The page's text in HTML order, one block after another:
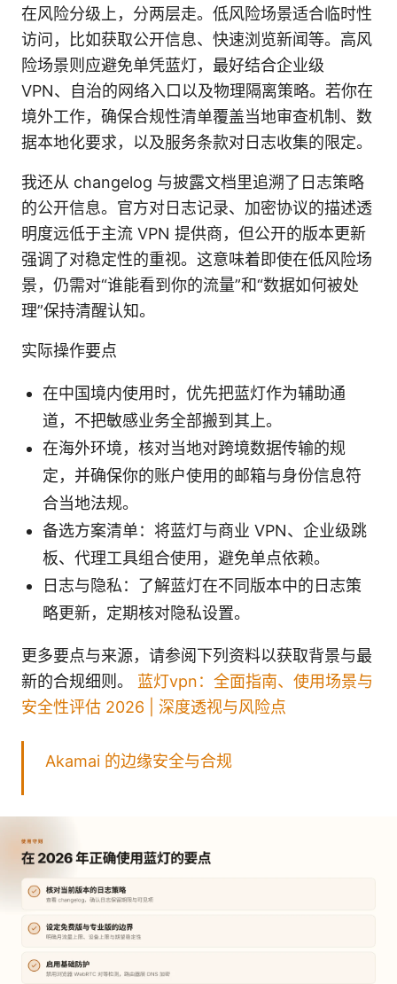
在风险分级上，分两层走。低风险场景适合临时性
访问，比如获取公开信息、快速浏览新闻等。高风
险场景则应避免单凭蓝灯，最好结合企业级
VPN、自治的网络入口以及物理隔离策略。若你在
境外工作，确保合规性清单覆盖当地审查机制、数
据本地化要求，以及服务条款对日志收集的限定。
我还从 changelog 与披露文档里追溯了日志策略
的公开信息。官方对日志记录、加密协议的描述透
明度远低于主流 VPN 提供商，但公开的版本更新
强调了对稳定性的重视。这意味着即使在低风险场
景，仍需对“谁能看到你的流量”和“数据如何被处
理”保持清醒认知。
实际操作要点
在中国境内使用时，优先把蓝灯作为辅助通
道，不把敏感业务全部搬到其上。
在海外环境，核对当地对跨境数据传输的规
定，并确保你的账户使用的邮箱与身份信息符
合当地法规。
备选方案清单：将蓝灯与商业 VPN、企业级跳
板、代理工具组合使用，避免单点依赖。
日志与隐私：了解蓝灯在不同版本中的日志策
略更新，定期核对隐私设置。
更多要点与来源，请参阅下列资料以获取背景与最
新的合规细则。 蓝灯vpn：全面指南、使用场景与
安全性评估 2026 | 深度透视与风险点
Akamai 的边缘安全与合规